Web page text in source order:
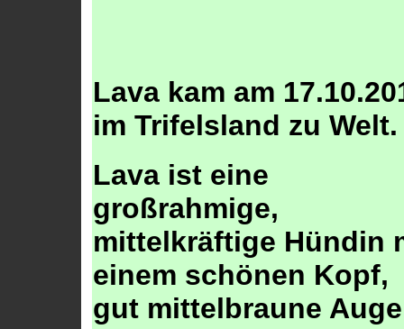
Lava kam am
im Trifelsland zu Welt.
Lava ist eine
großrahmige,
mittelkräftige Hündin
einem schönen Kopf,
gut mittelbraune